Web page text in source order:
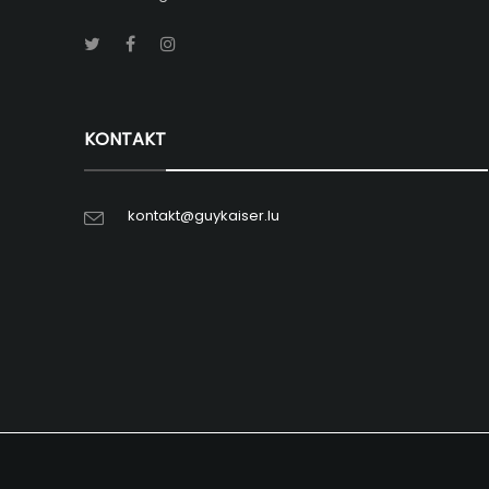
KONTAKT
kontakt@guykaiser.lu